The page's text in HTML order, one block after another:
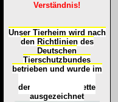
Verständnis!
Unser Tierheim wird nach
den Richtlinien des
Deutschen
Tierschutzbundes
betrieben und wurde im
der
Tierheimplakette
ausgezeichnet